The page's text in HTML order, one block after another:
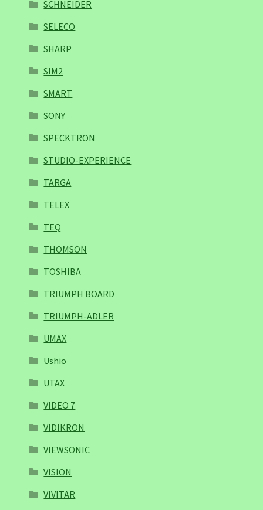
SCHNEIDER
SELECO
SHARP
SIM2
SMART
SONY
SPECKTRON
STUDIO-EXPERIENCE
TARGA
TELEX
TEQ
THOMSON
TOSHIBA
TRIUMPH BOARD
TRIUMPH-ADLER
UMAX
Ushio
UTAX
VIDEO 7
VIDIKRON
VIEWSONIC
VISION
VIVITAR